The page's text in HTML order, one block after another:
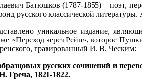
Батюшков (1787-1855) – поэт,
русского классической
уникальное издание,
«Переход через Рейн», которое
гравированный И. В. Ческим:
русских сочинений и
Греча, 1821-1822.